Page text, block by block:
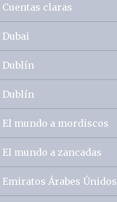
Cuentas claras
Dubai
Dublín
Dublín
El mundo a mordiscos
El mundo a zancadas
Emiratos Árabes Únidos